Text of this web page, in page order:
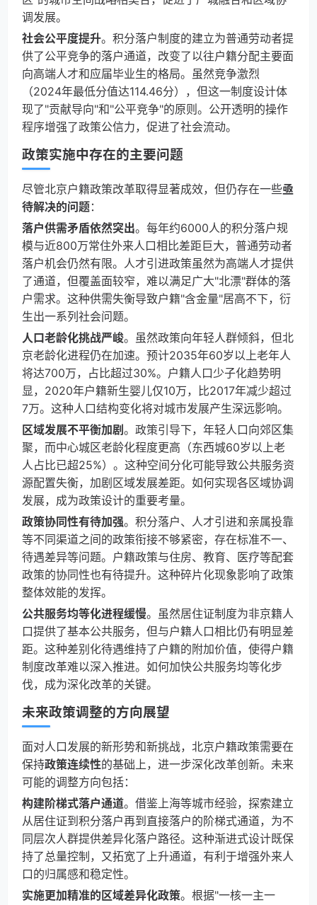
调发展。
社会公平度提升。积分落户制度的建立为普通劳动者提
供了公平竞争的落户通道，改变了以往户籍分配主要面
向高端人才和应届毕业生的格局。虽然竞争激烈
（2024年最低分值达114.46分），但这一制度设计体
现了"贡献导向"和"公平竞争"的原则。公开透明的操作
程序增强了政策公信力，促进了社会流动。
政策实施中存在的主要问题
尽管北京户籍政策改革取得显著成效，但仍存在一些亟
待解决的问题：
落户供需矛盾依然突出。每年约6000人的积分落户规
模与近800万常住外来人口相比差距巨大，普通劳动者
落户机会仍然有限。人才引进政策虽然为高端人才提供
了通道，但覆盖面较窄，难以满足广大"北漂"群体的落
户需求。这种供需失衡导致户籍"含金量"居高不下，衍
生出一系列社会问题。
人口老龄化挑战严峻。虽然政策向年轻人群倾斜，但北
京老龄化进程仍在加速。预计2035年60岁以上老年人
将达700万，占比超过30%。户籍人口少子化趋势明
显，2020年户籍新生婴儿仅10万，比2017年减少超过
7万。这种人口结构变化将对城市发展产生深远影响。
区域发展不平衡加剧。政策引导下，年轻人口向郊区集
聚，而中心城区老龄化程度更高（东西城60岁以上老
人占比已超25%）。这种空间分化可能导致公共服务资
源配置失衡，加剧区域发展差距。如何实现各区域协调
发展，成为政策设计的重要考量。
政策协同性有待加强。积分落户、人才引进和亲属投靠
等不同渠道之间的政策衔接不够紧密，存在标准不一、
待遇差异等问题。户籍政策与住房、教育、医疗等配套
政策的协同性也有待提升。这种碎片化现象影响了政策
整体效能的发挥。
公共服务均等化进程缓慢。虽然居住证制度为非京籍人
口提供了基本公共服务，但与户籍人口相比仍有明显差
距。这种差别化待遇维持了户籍的附加价值，使得户籍
制度改革难以深入推进。如何加快公共服务均等化步
伐，成为深化改革的关键。
未来政策调整的方向展望
面对人口发展的新形势和新挑战，北京户籍政策需要在
保持政策连续性的基础上，进一步深化改革创新。未来
可能的调整方向包括：
构建阶梯式落户通道。借鉴上海等城市经验，探索建立
从居住证到积分落户再到直接落户的阶梯式通道，为不
同层次人群提供差异化落户路径。这种渐进式设计既保
持了总量控制，又拓宽了上升通道，有利于增强外来人
口的归属感和稳定性。
实施更加精准的区域差异化政策。根据"一核一主一